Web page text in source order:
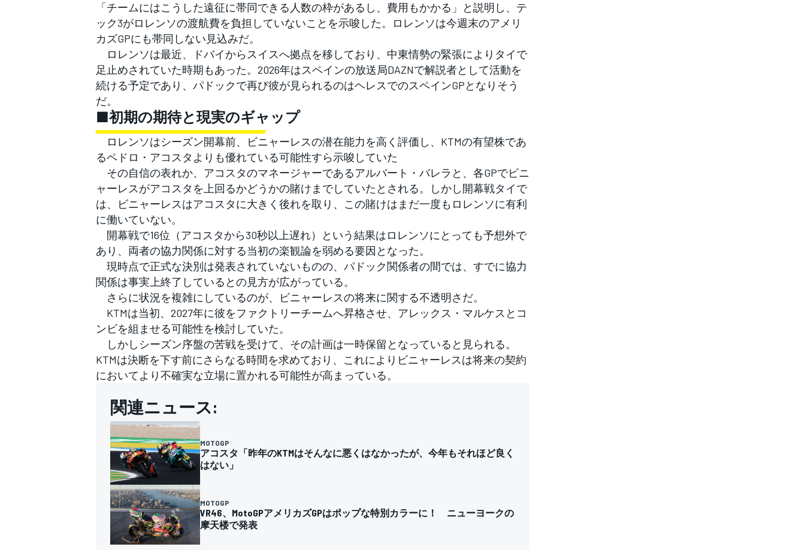
すべてのカテゴリー
「チームにはこうした遠征に帯同できる人数の枠があるし、費用もかかる」と説明し、テ
ック3がロレンソの渡航費を負担していないことを示唆した。ロレンソは今週末のアメリ
カズGPにも帯同しない見込みだ。
ロレンソは最近、ドバイからスイスへ拠点を移しており、中東情勢の緊張によりタイで
足止めされていた時期もあった。2026年はスペインの放送局DAZNで解説者として活動を
続ける予定であり、パドックで再び彼が見られるのはヘレスでのスペインGPとなりそう
だ。
■初期の期待と現実のギャップ
ロレンソはシーズン開幕前、ビニャーレスの潜在能力を高く評価し、KTMの有望株であ
るペドロ・アコスタよりも優れている可能性すら示唆していた
その自信の表れか、アコスタのマネージャーであるアルバート・バレラと、各GPでビニ
ャーレスがアコスタを上回るかどうかの賭けまでしていたとされる。しかし開幕戦タイで
は、ビニャーレスはアコスタに大きく後れを取り、この賭けはまだ一度もロレンソに有利
に働いていない。
開幕戦で16位（アコスタから30秒以上遅れ）という結果はロレンソにとっても予想外で
あり、両者の協力関係に対する当初の楽観論を弱める要因となった。
現時点で正式な決別は発表されていないものの、パドック関係者の間では、すでに協力
関係は事実上終了しているとの見方が広がっている。
さらに状況を複雑にしているのが、ビニャーレスの将来に関する不透明さだ。
KTMは当初、2027年に彼をファクトリーチームへ昇格させ、アレックス・マルケスとコ
ンビを組ませる可能性を検討していた。
しかしシーズン序盤の苦戦を受けて、その計画は一時保留となっていると見られる。
KTMは決断を下す前にさらなる時間を求めており、これによりビニャーレスは将来の契約
においてより不確実な立場に置かれる可能性が高まっている。
関連ニュース:
MOTOGP
アコスタ「昨年のKTMはそんなに悪くはなかったが、今年もそれほど良く
はない」
MOTOGP
VR46、MotoGPアメリカズGPはポップな特別カラーに！ ニューヨークの
摩天楼で発表